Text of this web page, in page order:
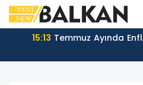
15:13 Temmuz Ayında